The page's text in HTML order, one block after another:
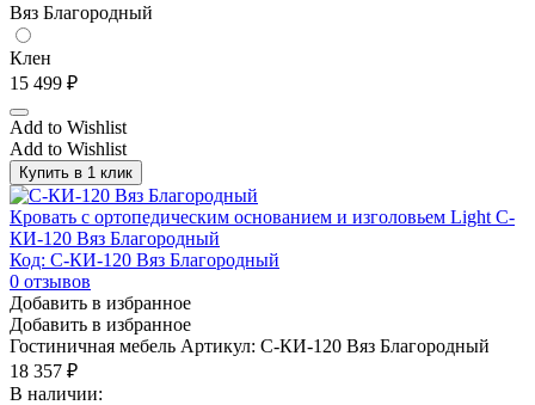
Вяз Благородный
Клен
15 499 ₽
Add to Wishlist
Add to Wishlist
Купить в 1 клик
Кровать с ортопедическим основанием и изголовьем Light С-
КИ-120 Вяз Благородный
Код: С-КИ-120 Вяз Благородный
0 отзывов
Добавить в избранное
Добавить в избранное
Гостиничная мебель Артикул: С-КИ-120 Вяз Благородный
18 357 ₽
В наличии: